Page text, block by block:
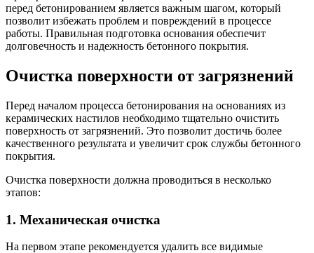
перед бетонированием является важным шагом, который
позволит избежать проблем и повреждений в процессе
работы. Правильная подготовка основания обеспечит
долговечность и надежность бетонного покрытия.
Очистка поверхности от загрязнений
Перед началом процесса бетонирования на основаниях из
керамических настилов необходимо тщательно очистить
поверхность от загрязнений. Это позволит достичь более
качественного результата и увеличит срок службы бетонного
покрытия.
Очистка поверхности должна проводиться в несколько
этапов:
1. Механическая очистка
На первом этапе рекомендуется удалить все видимые